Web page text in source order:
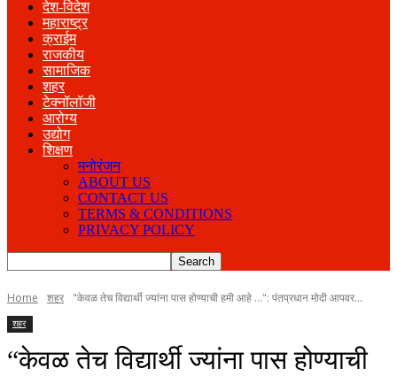
देश-विदेश
महाराष्ट्र
क्राईम
राजकीय
सामाजिक
शहर
टेक्नॉलॉजी
आरोग्य
उद्योग
शिक्षण
मनोरंजन
ABOUT US
CONTACT US
TERMS & CONDITIONS
PRIVACY POLICY
Home शहर "केवळ तेच विद्यार्थी ज्यांना पास होण्याची हमी आहे ...": पंतप्रधान मोदी आपवर...
शहर
“केवळ तेच विद्यार्थी ज्यांना पास होण्याची